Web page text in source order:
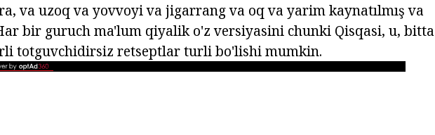
va uzoq va yovvoyi va jigarrang va oq va yarim kaynatılmış va
bir guruch ma'lum qiyalik o'z versiyasini chunki Qisqasi, u, bitta
totguvchidirsiz retseptlar turli bo'lishi mumkin.